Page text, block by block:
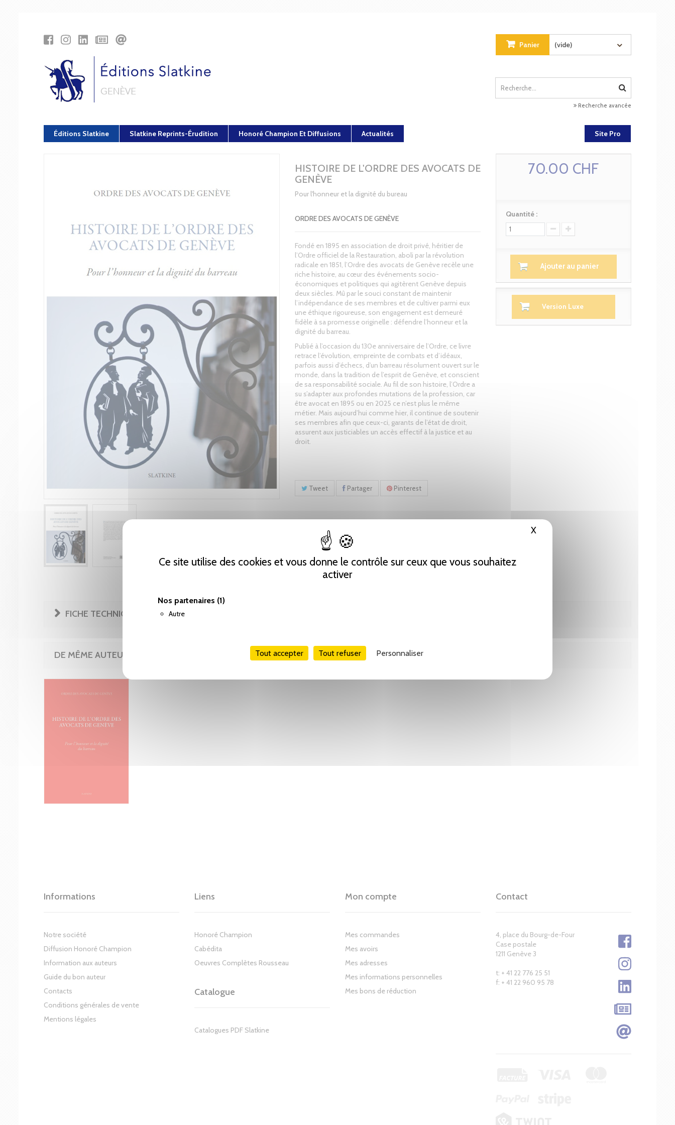
Ce site utilise des cookies et vous donne le contrôle sur ceux que vous souhaitez
activer
Nos partenaires (1)
Autre
Tout accepter Tout refuser Personnaliser
X Masquer le bandeau des cookies
Panier (vide)
Recherche avancée
Éditions Slatkine Slatkine Reprints-Érudition Honoré Champion Et Diffusions Actualités Site Pro
HISTOIRE DE L'ORDRE DES AVOCATS DE
GENÈVE
Pour l'honneur et la dignité du bureau
ORDRE DES AVOCATS DE GENÈVE
Fondé en 1895 en association de droit privé, héritier de
l’Ordre officiel de la Restauration, aboli par la révolution
radicale en 1851, l’Ordre des avocats de Genève recèle une
riche histoire, au cœur des événements socio-
économiques et politiques qui agitèrent Genève depuis
deux siècles. Mû par le souci constant de maintenir
l’indépendance de ses membres et de cultiver parmi eux
une éthique rigoureuse, son engagement est demeuré
fidèle à sa promesse originelle : défendre l’honneur et la
dignité du barreau.
Publié à l’occasion du 130e anniversaire de l’Ordre, ce livre
retrace l’évolution, empreinte de combats et d’idéaux,
parfois aussi d’échecs, d’un barreau résolument ouvert sur le
monde, dans la tradition de l’esprit de Genève, et conscient
de sa responsabilité sociale. Au fil de son histoire, l’Ordre a
su s’adapter aux profondes mutations de la profession, car
être avocat en 1895 ou en 2025 ce n’est plus le même
métier. Mais aujourd’hui comme hier, il continue de soutenir
ses membres afin que ceux-ci, garants de l’état de droit,
assurent aux justiciables un accès effectif à la justice et au
droit.
Tweet Partager Pinterest
70.00 CHF
Quantité :
Ajouter au panier
Version Luxe
FICHE TECHNIQUE
DE MÊME AUTEUR(E)
Informations
Notre société
Diffusion Honoré Champion
Information aux auteurs
Guide du bon auteur
Contacts
Conditions générales de vente
Mentions légales
Liens
Honoré Champion
Cabédita
Oeuvres Complètes Rousseau
Catalogue
Catalogues PDF Slatkine
Mon compte
Mes commandes
Mes avoirs
Mes adresses
Mes informations personnelles
Mes bons de réduction
Contact
4, place du Bourg-de-Four
Case postale
1211 Genève 3
t: + 41 22 776 25 51
f: + 41 22 960 95 78